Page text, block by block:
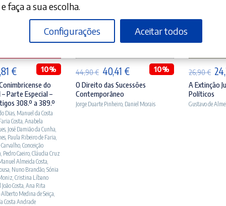
€.
€O
preço
atual
é:
99,81 €.
10%
do
Parte Especial –
308.º a 389.º
Dias, Manuel da Costa
Costa,Anabela
, José Damião da Cunha,
, Paula Ribeiro de Faria,
,Conceição
, Pedro Caeiro,Cláudia Cruz
Almeida Costa,
, Nuno Brandão,Sónia
,Cristina Líbano
Costa,Ana Rita
Medina de Seiça,
Costa Andrade
ADICIONAR
44,90€ O
preço
original
40,41 €O
preço
10%
O Direito das Sucessões
Contemporâneo
Jorge Duarte Pinheiro, Daniel Morais
26,90€ O
A Extinção
Políticos
Gustavo de
e faça a sua escolha.
Configurações Aceitar todos